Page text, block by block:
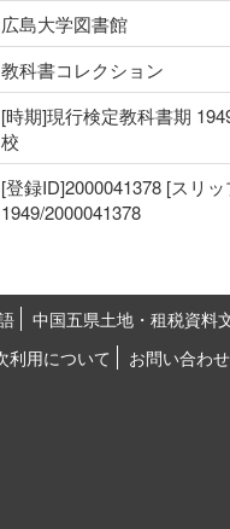
広島大学図書館
教科書コレクション
[時期]現行検定教科書期
校
[登録ID]2000041378 [スリ
1949/2000041378
中国五県土地・租税資料
利用について
お問い合わせ